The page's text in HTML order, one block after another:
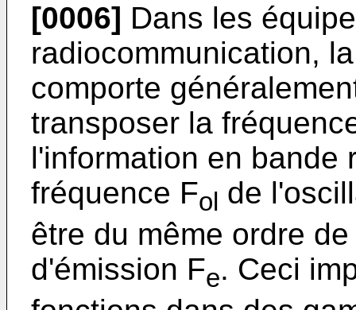
[0006] Dans les
radiocommunication,
comporte
transposer la
l'information en bande
fréquence Fol de
être du même ordre
d'émission Fe. Ceci